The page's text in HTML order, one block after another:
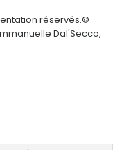
réservés.©
Dal'Secco,